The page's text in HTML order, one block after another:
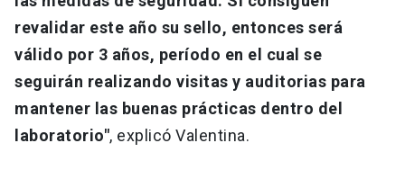
revalidar este año su sello, entonces será
válido por 3 años, período en el cual se
seguirán realizando visitas y auditorias para
mantener las buenas prácticas dentro del
laboratorio", explicó Valentina.